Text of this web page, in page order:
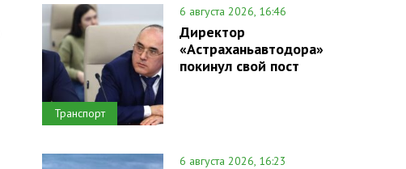
Транспорт
6 августа 2026, 16:46
Директор
«Астраханьавтодора»
покинул свой пост
6 августа 2026, 16:23